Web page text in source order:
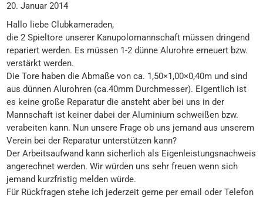
20. Januar 2014
Hallo liebe Clubkameraden,
die 2 Spieltore unserer Kanupolomannschaft müssen dringend
repariert werden. Es müssen 1-2 dünne Alurohre erneuert bzw.
verstärkt werden.
Die Tore haben die Abmaße von ca. 1,50×1,00×0,40m und sind
aus dünnen Alurohren (ca.40mm Durchmesser). Eigentlich ist
es keine große Reparatur die ansteht aber bei uns in der
Mannschaft ist keiner dabei der Aluminium schweißen bzw.
verabeiten kann. Nun unsere Frage ob uns jemand aus unserem
Verein bei der Reparatur unterstützen kann?
Der Arbeitsaufwand kann sicherlich als Eigenleistungsnachweis
angerechnet werden. Wir würden uns sehr freuen wenn sich
jemand kurzfristig melden würde.
Für Rückfragen stehe ich jederzeit gerne per email oder Telefon